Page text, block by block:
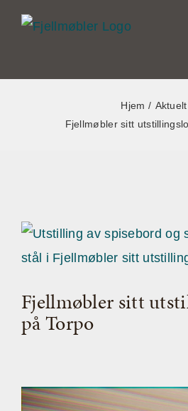
Skip
Hjem
Aktuelt
Fjellmøbler sitt
View
Larger
Fjellmøbler sitt
på Torpo